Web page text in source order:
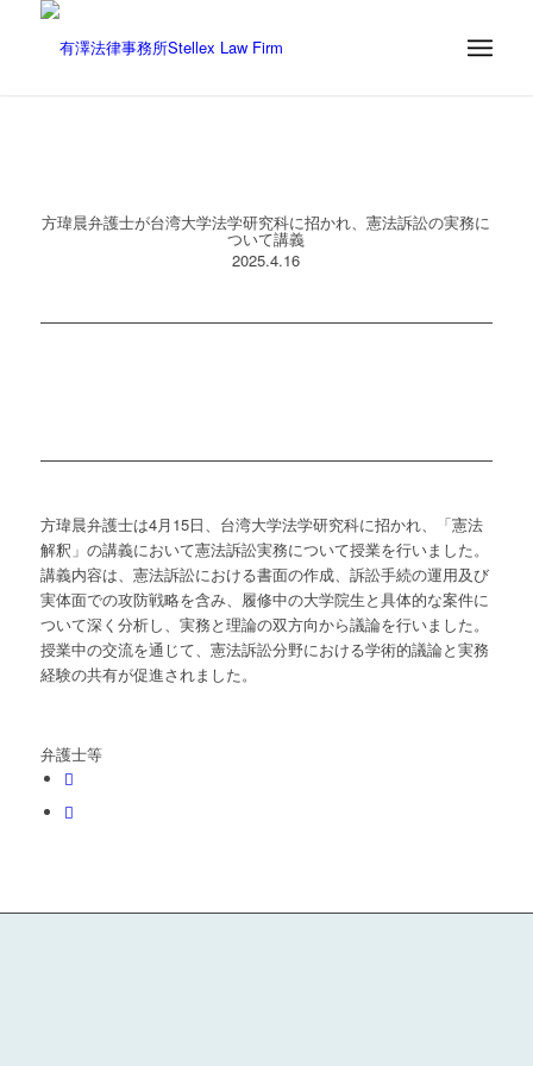
方瑋晨弁護士が台湾大学法学研究科に招かれ、憲法訴訟の実務に
ついて講義
2025.4.16
方瑋晨弁護士は4月15日、台湾大学法学研究科に招かれ、「憲法
解釈」の講義において憲法訴訟実務について授業を行いました。
講義内容は、憲法訴訟における書面の作成、訴訟手続の運用及び
実体面での攻防戦略を含み、履修中の大学院生と具体的な案件に
ついて深く分析し、実務と理論の双方向から議論を行いました。
授業中の交流を通じて、憲法訴訟分野における学術的議論と実務
経験の共有が促進されました。
弁護士等